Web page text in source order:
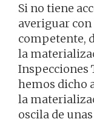
Si no tiene
averiguar
competente,
la
Inspecciones
hemos dicho
la
oscila de